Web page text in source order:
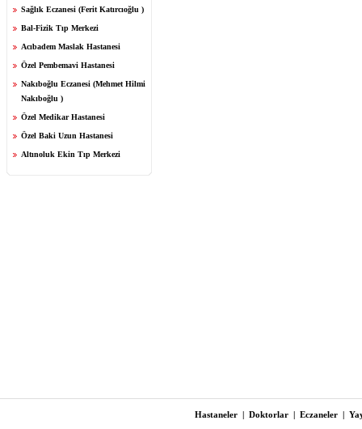
Sağlık Eczanesi (Ferit Katırcıoğlu )
Bal-Fizik Tıp Merkezi
Acıbadem Maslak Hastanesi
Özel Pembemavi Hastanesi
Nakıboğlu Eczanesi (Mehmet Hilmi
Nakıboğlu )
Özel Medikar Hastanesi
Özel Baki Uzun Hastanesi
Altınoluk Ekin Tıp Merkezi
Hastaneler | Doktorlar | Eczaneler |